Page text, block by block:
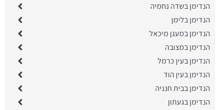
הנדימן בשדה נחמיה
הנדימן בלימן
הנדימן במעגן מיכאל
הנדימן במצובה
הנדימן בעין כרמל
הנדימן בעין הוד
הנדימן בבית חנניה
הנדימן בגעתון